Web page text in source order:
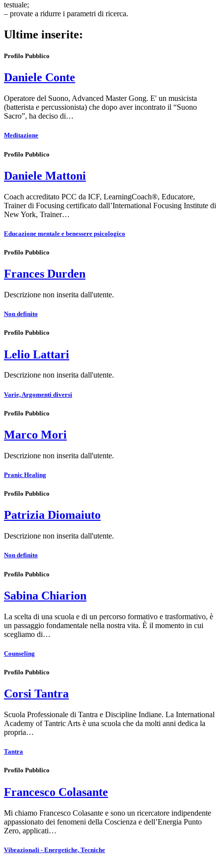
testuale;
– provate a ridurre i parametri di ricerca.
Ultime inserite:
Profilo Pubblico
Daniele Conte
Operatore del Suono, Advanced Master Gong. E' un musicista
(batterista e percussionista) che dopo aver incontrato il “Suono
Sacro”, ha deciso di…
Meditazione
Profilo Pubblico
Daniele Mattoni
Coach accreditato PCC da ICF, LearningCoach®, Educatore,
Trainer di Focusing certificato dall’International Focusing Institute di
New York, Trainer…
Educazione mentale e benessere psicologico
Profilo Pubblico
Frances Durden
Descrizione non inserita dall'utente.
Non definito
Profilo Pubblico
Lelio Lattari
Descrizione non inserita dall'utente.
Varie, Argomenti diversi
Profilo Pubblico
Marco Mori
Descrizione non inserita dall'utente.
Pranic Healing
Profilo Pubblico
Patrizia Diomaiuto
Descrizione non inserita dall'utente.
Non definito
Profilo Pubblico
Sabina Chiarion
La scelta di una scuola e di un percorso formativo e trasformativo, è
un passaggio fondamentale nella nostra vita. È il momento in cui
scegliamo di…
Counseling
Profilo Pubblico
Corsi Tantra
Scuola Professionale di Tantra e Discipline Indiane. La International
Academy of Tantric Arts è una scuola che da molti anni dedica la
propria…
Tantra
Profilo Pubblico
Francesco Colasante
Mi chiamo Francesco Colasante e sono un ricercatore indipendente
appassionato dei fenomeni della Coscienza e dell’Energia Punto
Zero, applicati…
Vibrazionali - Energetiche, Tecniche